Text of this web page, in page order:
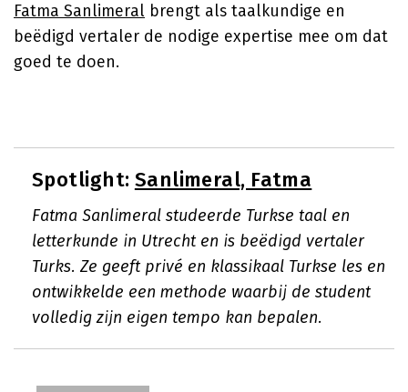
Fatma Sanlimeral brengt als taalkundige en
beëdigd vertaler de nodige expertise mee om dat
goed te doen.
Spotlight: Sanlimeral, Fatma
Fatma Sanlimeral studeerde Turkse taal en
letterkunde in Utrecht en is beëdigd vertaler
Turks. Ze geeft privé en klassikaal Turkse les en
ontwikkelde een methode waarbij de student
volledig zijn eigen tempo kan bepalen.